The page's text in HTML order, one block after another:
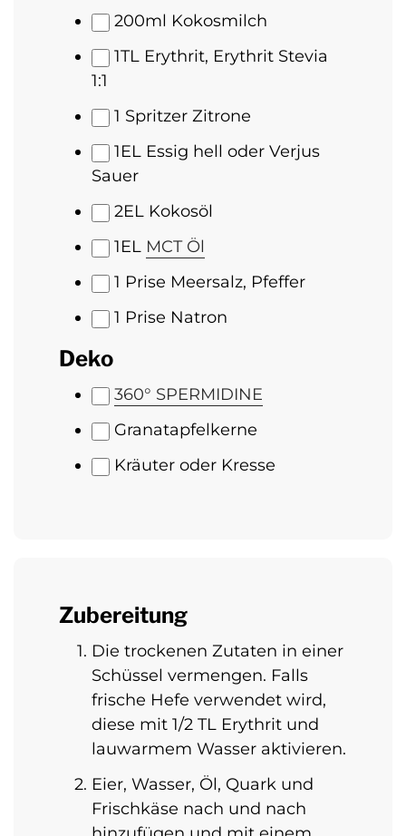
200ml Kokosmilch
1TL Erythrit, Erythrit Stevia
1:1
1 Spritzer Zitrone
1EL Essig hell oder Verjus
Sauer
2EL Kokosöl
1EL MCT Öl
1 Prise Meersalz, Pfeffer
1 Prise Natron
Deko
360° SPERMIDINE
Granatapfelkerne
Kräuter oder Kresse
Zubereitung
Die trockenen Zutaten in einer
Schüssel vermengen. Falls
frische Hefe verwendet wird,
diese mit 1/2 TL Erythrit und
lauwarmem Wasser aktivieren.
Eier, Wasser, Öl, Quark und
Frischkäse nach und nach